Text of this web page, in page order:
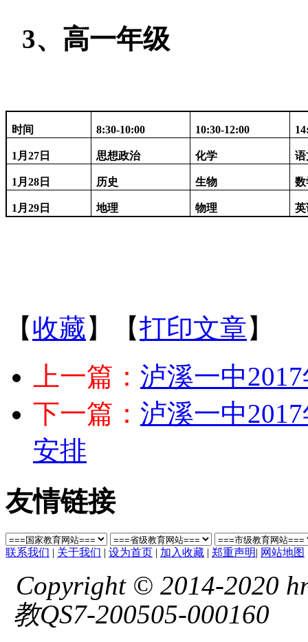
3、高一年级
时间 8:30-10:00 10:30-12:00
1月27日 思想政治 化学 语
1月28日 历史 生物 数
1月29日 地理 物理 英
【收藏】【打印文章】
上一篇： 泸溪一中
下一篇： 泸溪一中
安排
友情链接
联系我们 | 关于我们 | 设为首页 | 加入收藏 | 郑重声明| 网站地图
Copyright © 2014-2020
教QS7-200505-000160